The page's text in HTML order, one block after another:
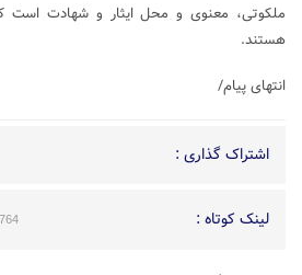
ملکوتی، معنوی و محل ایثار و شهادت است
هستند.
انتهای پیام/
اشتراک گذاری :
لینک کوتاه :